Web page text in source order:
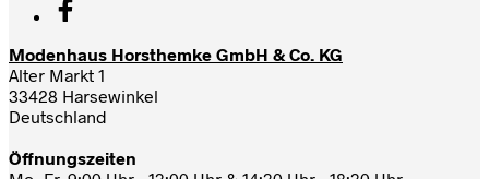
Modenhaus Horsthemke GmbH & Co. KG
Alter Markt 1
33428 Harsewinkel
Deutschland
Öffnungszeiten